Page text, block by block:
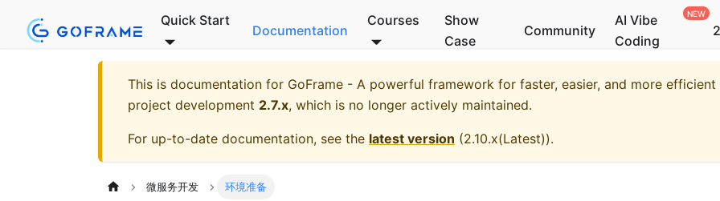
Quick Start
Documentation
Courses
Show
Case
Community
AI Vibe
Coding
This is documentation for GoFrame - A powerful framework for faster, easier, and more efficient
project development 2.7.x, which is no longer actively maintained.
For up-to-date documentation, see the latest version (2.10.x(Latest)).
微服务开发 环境准备